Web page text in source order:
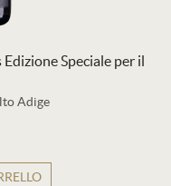
Speciale per il
Adige